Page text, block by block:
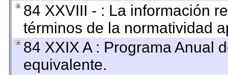
84 XXVIII - : La información
términos de la normatividad
84 XXIX A : Programa Anual
equivalente.